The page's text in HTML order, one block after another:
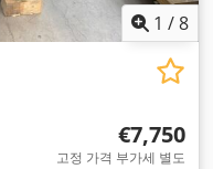
1 /8
€7,750
고정 가격 부가세 별도